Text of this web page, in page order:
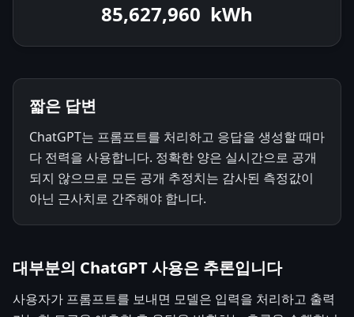
85,628,468 kWh
짧은 답변
ChatGPT는 프롬프트를 처리하고 응답을 생성할 때마
다 전력을 사용합니다. 정확한 양은 실시간으로 공개
되지 않으므로 모든 공개 추정치는 감사된 측정값이
아닌 근사치로 간주해야 합니다.
대부분의 ChatGPT 사용은 추론입니다
사용자가 프롬프트를 보내면 모델은 입력을 처리하고 출력